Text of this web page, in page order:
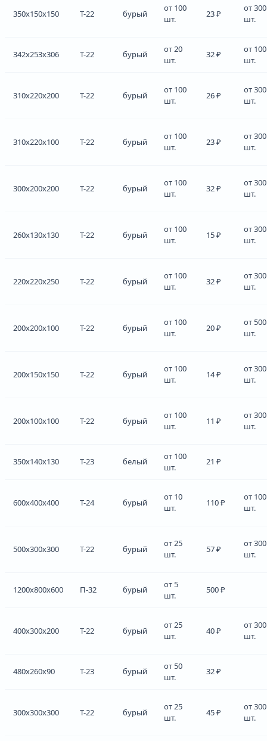
350x150x150 Т-22 бурый
от 100
шт.
23 ₽
от 300
шт.
342x253x306 Т-22 бурый
от 20
шт.
32 ₽
от 100
шт.
310x220x200 Т-22 бурый
от 100
шт.
26 ₽
от 300
шт.
310x220x100 Т-22 бурый
от 100
шт.
23 ₽
от 300
шт.
300x200x200 Т-22 бурый
от 100
шт.
32 ₽
от 300
шт.
260x130x130 Т-22 бурый
от 100
шт.
15 ₽
от 300
шт.
220x220x250 Т-22 бурый
от 100
шт.
32 ₽
от 300
шт.
200x200x100 Т-22 бурый
от 100
шт.
20 ₽
от 500
шт.
200x150x150 Т-22 бурый
от 100
шт.
14 ₽
от 300
шт.
200x100x100 Т-22 бурый
от 100
шт.
11 ₽
от 300
шт.
350x140x130 Т-23 белый
от 100
шт.
21 ₽
600x400x400 Т-24 бурый
от 10
шт.
110 ₽
от 100
шт.
500x300x300 Т-22 бурый
от 25
шт.
57 ₽
от 300
шт.
1200x800x600 П-32 бурый
от 5
шт.
500 ₽
400x300x200 Т-22 бурый
от 25
шт.
40 ₽
от 300
шт.
480x260x90 Т-23 бурый
от 50
шт.
32 ₽
300x300x300 Т-22 бурый
от 25
шт.
45 ₽
от 300
шт.